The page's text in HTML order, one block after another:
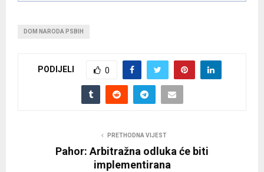
DOM NARODA PSBIH
PODIJELI 0
PRETHODNA VIJEST
Pahor: Arbitražna odluka će biti
implementirana